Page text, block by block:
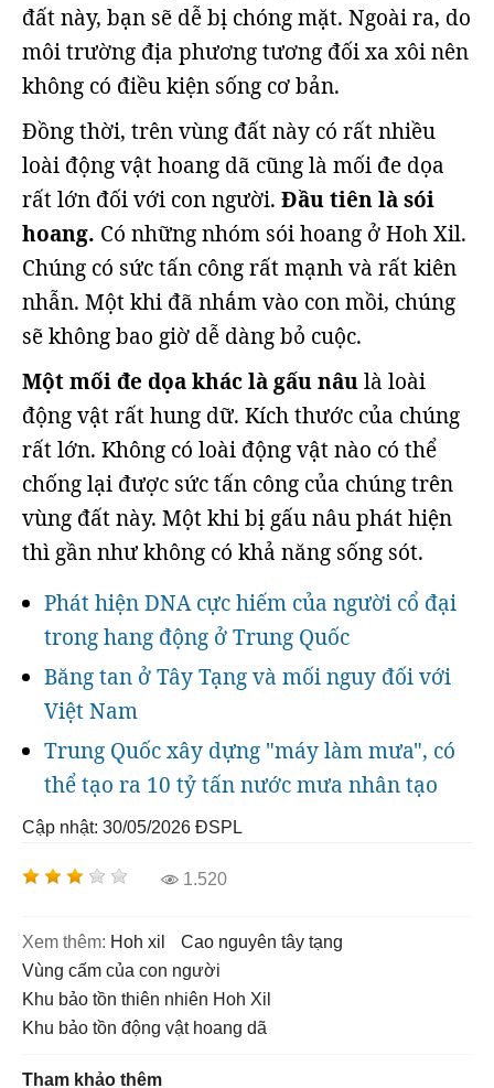
đất này, bạn sẽ dễ bị chóng mặt. Ngoài ra, do
môi trường địa phương tương đối xa xôi nên
không có điều kiện sống cơ bản.
Đồng thời, trên vùng đất này có rất nhiều
loài động vật hoang dã cũng là mối đe dọa
rất lớn đối với con người. Đầu tiên là sói
hoang. Có những nhóm sói hoang ở Hoh Xil.
Chúng có sức tấn công rất mạnh và rất kiên
nhẫn. Một khi đã nhắm vào con mồi, chúng
sẽ không bao giờ dễ dàng bỏ cuộc.
Một mối đe dọa khác là gấu nâulà loài
động vật rất hung dữ. Kích thước của chúng
rất lớn. Không có loài động vật nào có thể
chống lại được sức tấn công của chúng trên
vùng đất này. Một khi bị gấu nâu phát hiện
thì gần như không có khả năng sống sót.
Phát hiện DNA cực hiếm của người cổ đại
trong hang động ở Trung Quốc
Băng tan ở Tây Tạng và mối nguy đối với
Việt Nam
Trung Quốc xây dựng "máy làm mưa", có
thể tạo ra 10 tỷ tấn nước mưa nhân tạo
Cập nhật: 30/05/2026 ĐSPL
1.520
Xem thêm: hoh xil
cao nguyên tây tạng
vùng cấm của con người
khu bảo tồn thiên nhiên Hoh Xil
khu bảo tồn động vật hoang dã
Tham khảo thêm